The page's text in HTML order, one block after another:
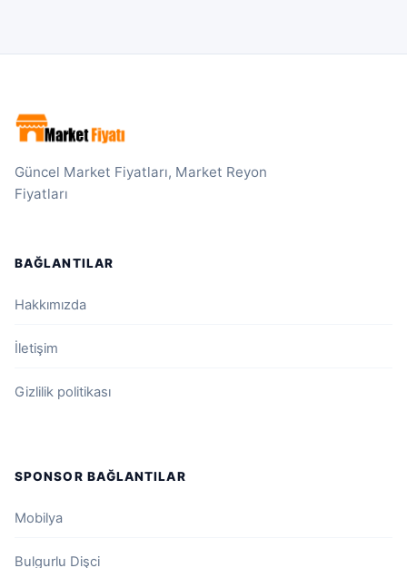
Güncel Market Fiyatları, Market Reyon
Fiyatları
BAĞLANTILAR
Hakkımızda
İletişim
Gizlilik politikası
SPONSOR BAĞLANTILAR
Mobilya
Bulgurlu Dişci